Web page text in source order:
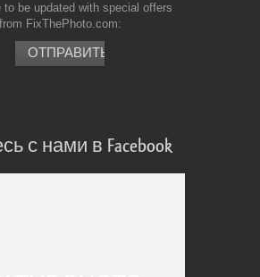
to be updated with special offers
FixThePhoto.com
с нами в Facebook